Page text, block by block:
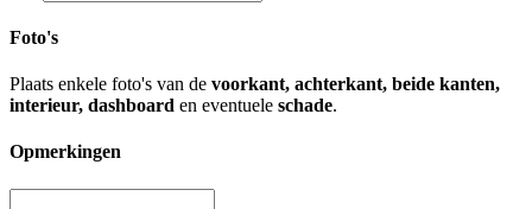
Foto's
Plaats enkele foto's van de voorkant, achterkant, beide kanten,
interieur, dashboard en eventuele schade.
Opmerkingen